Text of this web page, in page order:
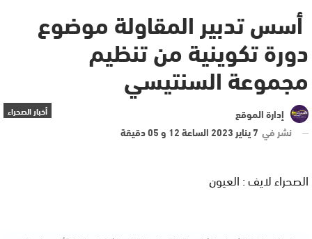
أسس تدبير المقاولة موضوع
دورة تكوينية من تنظيم
مجموعة السنتيسي
أخبار الصحراء
إدارة الموقع
نشر في 7 يناير 2023 الساعة 12 و 05 دقيقة
الصحراء لايف : العيون